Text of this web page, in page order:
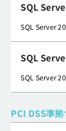
SQL
SQL Server
SQL
SQL Server
PCI DSS準